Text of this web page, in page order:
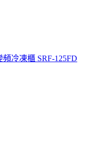
冷凍櫃 SRF-125FD